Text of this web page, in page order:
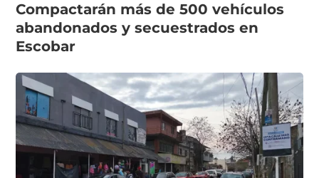
Compactarán más de 500 vehículos
abandonados y secuestrados en
Escobar